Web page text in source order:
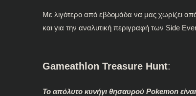
Με λιγότερο από εβδομάδα να μας χωρίζει
και για την αναλυτική περιγραφή των Side
Gameathlon Treasure Hunt:
Το απόλυτο κυνήγι θησαυρού Pokemon